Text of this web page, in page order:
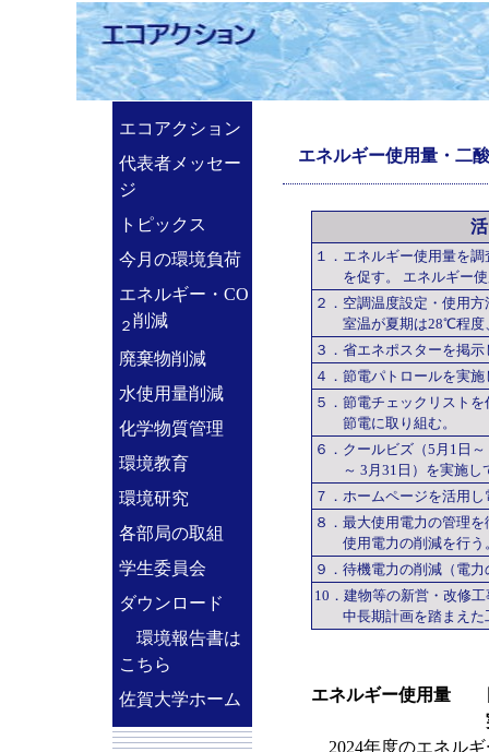
エコアクション
代表者メッセー
ジ
トピックス
今月の環境負荷
エネルギー・CO
２ 削減
廃棄物削減
水使用量削減
化学物質管理
環境教育
環境研究
各部局の取組
学生委員会
ダウンロード
環境報告書は
こちら
佐賀大学ホーム
エネルギー使用量・二
１．エネルギー使用量を
を促す。 エネルギー使
２．空調温度設定・使用
室温が夏期は28℃程度
３．省エネポスターを掲
４．節電パトロールを実
５．節電チェックリスト
節電に取り組む。
６．クールビズ（5月1日
～ 3月31日）を実施し
７．ホームページを活用
８．最大使用電力の管理
使用電力の削減を行う
９．待機電力の削減（電
10．建物等の新営・改修
中長期計画を踏まえた
エネルギー使用量
実績：
2024年度のエネルギ